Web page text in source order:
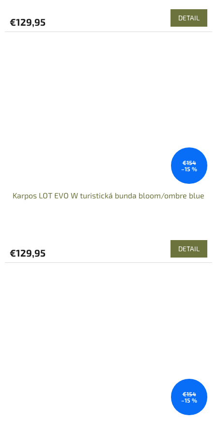
€129,95 DETAIL
€154
–15 %
Karpos LOT EVO W turistická bunda bloom/ombre blue
€129,95 DETAIL
€154
–15 %